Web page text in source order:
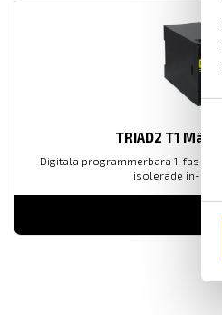
TRIAD2 T1
Digitala programmerbara 1-fas
isolerade in- och